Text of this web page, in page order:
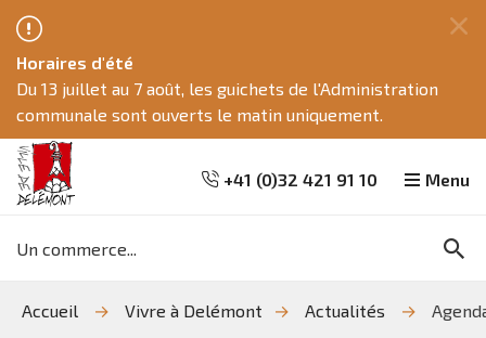
Horaires d'été
Du 13 juillet au 7 août, les guichets de l'Administration
communale sont ouverts le matin uniquement.
+41 (0)32 421 91 10
clés
Menu
Accueil Vivre à Delémont Actualités